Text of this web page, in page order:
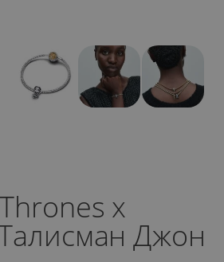
x
Джон